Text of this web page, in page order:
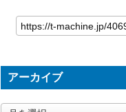
アーカイブ